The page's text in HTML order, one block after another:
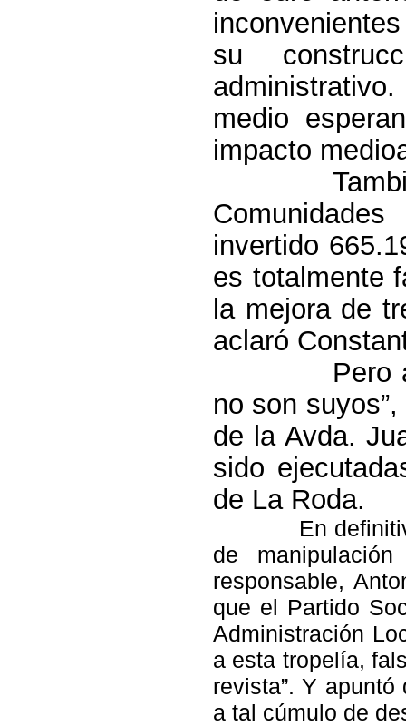
su
medio
impacto
invertido
es totalmente
la mejora de
aclaró
Pero
no son
de la Avda.
sido
de La Roda.
En
de
responsable,
que el Partido
Administración
a esta tropelía,
revista”. Y
a tal cúmulo de